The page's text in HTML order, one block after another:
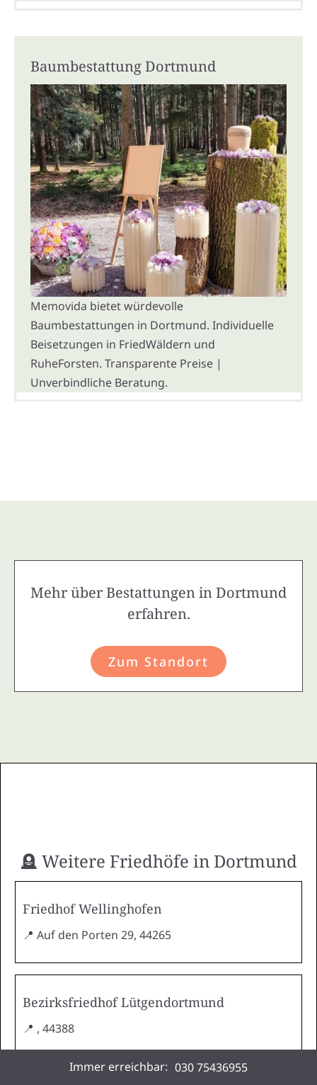
Baumbestattung Dortmund
Memovida bietet würdevolle
Baumbestattungen in Dortmund. Individuelle
Beisetzungen in FriedWäldern und
RuheForsten. Transparente Preise |
Unverbindliche Beratung.
Mehr über Bestattungen in Dortmund
erfahren.
Zum Standort
🪦 Weitere Friedhöfe in Dortmund
Friedhof Wellinghofen
📍 Auf den Porten 29, 44265
Bezirksfriedhof Lütgendortmund
📍 , 44388
Immer erreichbar: 030 75436955